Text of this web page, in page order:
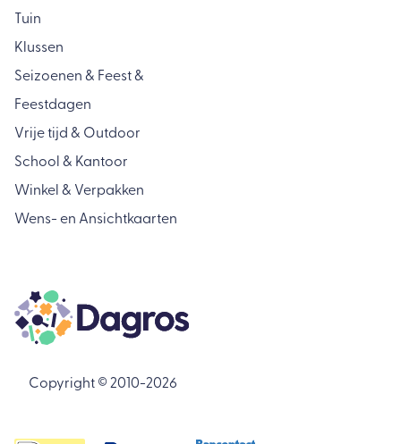
Tuin
Klussen
Seizoenen & Feest &
Feestdagen
Vrije tijd & Outdoor
School & Kantoor
Winkel & Verpakken
Wens- en Ansichtkaarten
Copyright © 2010-2026